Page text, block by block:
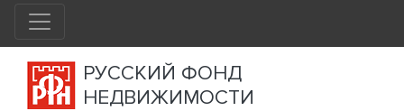
РУССКИЙ ФОНД
НЕДВИЖИМОСТИ